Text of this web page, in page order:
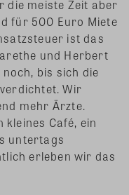
die meiste Zeit aber
für 500 Euro Miete
ist das
und Herbert
bis sich die
Wir
mehr Ärzte.
Café, ein
untertags
erleben wir das